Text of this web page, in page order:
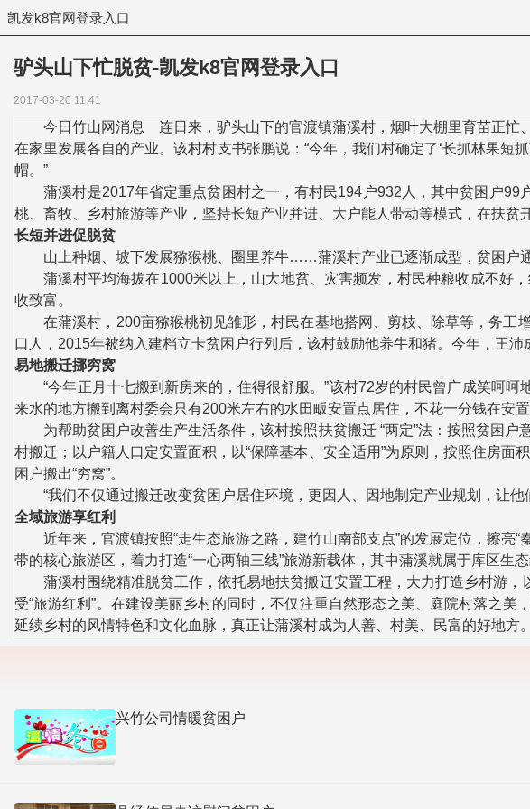
凯发k8官网登录入口
驴头山下忙脱贫-凯发k8官网登录入口
2017-03-20 11:41
今日竹山网消息 连日来，驴头山下的官渡镇蒲溪村，烟叶大棚里育苗正忙
在家里发展各自的产业。该村村支书张鹏说：“今年，我们村确定了‘长抓林果
帽。”
蒲溪村是2017年省定重点贫困村之一，有村民194户932人，其中贫困户99
桃、畜牧、乡村旅游等产业，坚持长短产业并进、大户能人带动等模式，在扶贫
长短并进促脱贫
山上种烟、坡下发展猕猴桃、圈里养牛……蒲溪村产业已逐渐成型，贫困户通
蒲溪村平均海拔在1000米以上，山大地贫、灾害频发，村民种粮收成不好，
收致富。
在蒲溪村，200亩猕猴桃初见雏形，村民在基地搭网、剪枝、除草等，务工
口人，2015年被纳入建档立卡贫困户行列后，该村鼓励他养牛和猪。今年，王
易地搬迁挪穷窝
“今年正月十七搬到新房来的，住得很舒服。”该村72岁的村民曾广成笑呵呵
来水的地方搬到离村委会只有200米左右的水田畈安置点居住，不花一分钱在安
为帮助贫困户改善生产生活条件，该村按照扶贫搬迁 “两定”法：按照贫困户
村搬迁；以户籍人口定安置面积，以“保障基本、安全适用”为原则，按照住房
困户搬出“穷窝”。
“我们不仅通过搬迁改变贫困户居住环境，更因人、因地制定产业规划，让他
全域旅游享红利
近年来，官渡镇按照“走生态旅游之路，建竹山南部支点”的发展定位，擦亮“
带的核心旅游区，着力打造“一心两轴三线”旅游新载体，其中蒲溪就属于库区生态
蒲溪村围绕精准脱贫工作，依托易地扶贫搬迁安置工程，大力打造乡村游，
受“旅游红利”。在建设美丽乡村的同时，不仅注重自然形态之美、庭院村落之
延续乡村的风情特色和文化血脉，真正让蒲溪村成为人善、村美、民富的好地方
兴竹公司情暖贫困户